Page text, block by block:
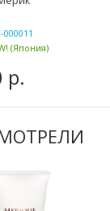
000011
(Япония)
р.